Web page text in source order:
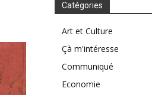
Catégories
Art et Culture
Çà m'intéresse
Communiqué
Economie